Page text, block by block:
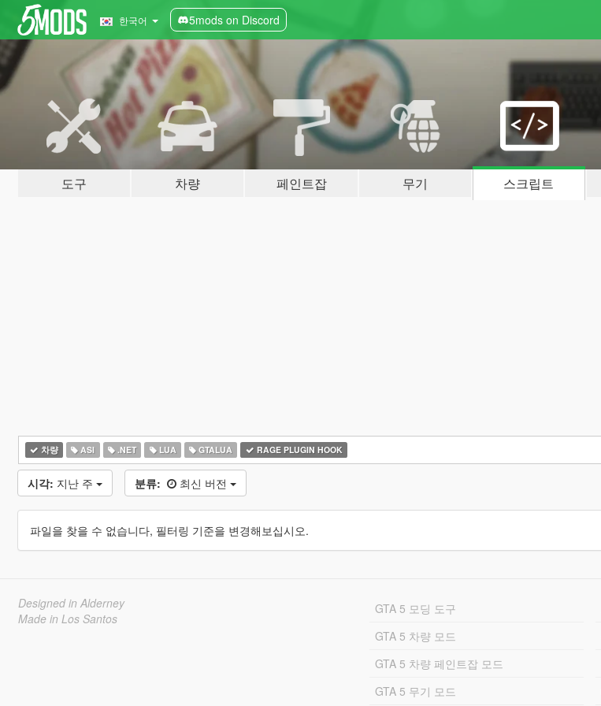
한국어 5mods on Discord
도구 차량 페인트잡 무기 스크립트
차량 ASI .NET LUA GTALUA RAGE PLUGIN HOOK
시각: 지난 주 분류: 최신 버전
파일을 찾을 수 없습니다, 필터링 기준을 변경해보십시오.
Designed in Alderney
Made in Los Santos
GTA 5 모딩 도구
GTA 5 차량 모드
GTA 5 차량 페인트잡 모드
GTA 5 무기 모드